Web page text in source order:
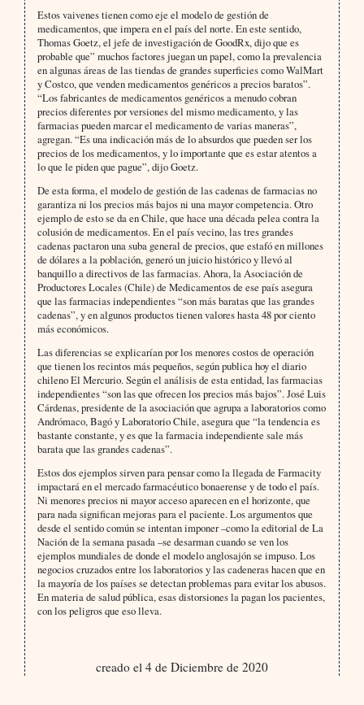
Estos vaivenes tienen como eje el modelo de gestión de
medicamentos, que impera en el país del norte. En este sentido,
Thomas Goetz, el jefe de investigación de GoodRx, dijo que es
probable que” muchos factores juegan un papel, como la prevalencia
en algunas áreas de las tiendas de grandes superficies como WalMart
y Costco, que venden medicamentos genéricos a precios baratos”.
“Los fabricantes de medicamentos genéricos a menudo cobran
precios diferentes por versiones del mismo medicamento, y las
farmacias pueden marcar el medicamento de varias maneras”,
agregan. “Es una indicación más de lo absurdos que pueden ser los
precios de los medicamentos, y lo importante que es estar atentos a
lo que le piden que pague”, dijo Goetz.
De esta forma, el modelo de gestión de las cadenas de farmacias no
garantiza ni los precios más bajos ni una mayor competencia. Otro
ejemplo de esto se da en Chile, que hace una década pelea contra la
colusión de medicamentos. En el país vecino, las tres grandes
cadenas pactaron una suba general de precios, que estafó en millones
de dólares a la población, generó un juicio histórico y llevó al
banquillo a directivos de las farmacias. Ahora, la Asociación de
Productores Locales (Chile) de Medicamentos de ese país asegura
que las farmacias independientes “son más baratas que las grandes
cadenas”, y en algunos productos tienen valores hasta 48 por ciento
más económicos.
Las diferencias se explicarían por los menores costos de operación
que tienen los recintos más pequeños, según publica hoy el diario
chileno El Mercurio. Según el análisis de esta entidad, las farmacias
independientes “son las que ofrecen los precios más bajos”. José Luis
Cárdenas, presidente de la asociación que agrupa a laboratorios como
Andrómaco, Bagó y Laboratorio Chile, asegura que “la tendencia es
bastante constante, y es que la farmacia independiente sale más
barata que las grandes cadenas”.
Estos dos ejemplos sirven para pensar como la llegada de Farmacity
impactará en el mercado farmacéutico bonaerense y de todo el país.
Ni menores precios ni mayor acceso aparecen en el horizonte, que
para nada significan mejoras para el paciente. Los argumentos que
desde el sentido común se intentan imponer –como la editorial de La
Nación de la semana pasada –se desarman cuando se ven los
ejemplos mundiales de donde el modelo anglosajón se impuso. Los
negocios cruzados entre los laboratorios y las cadeneras hacen que en
la mayoría de los países se detectan problemas para evitar los abusos.
En materia de salud pública, esas distorsiones la pagan los pacientes,
con los peligros que eso lleva.
creado el 4 de Diciembre de 2020